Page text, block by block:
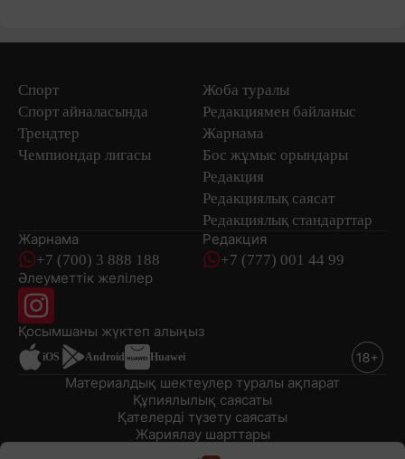
Спорт
Спорт айналасында
Трендтер
Чемпиондар лигасы
Жоба туралы
Редакциямен байланыс
Жарнама
Бос жұмыс орындары
Редакция
Редакциялық саясат
Редакциялық стандарттар
Жарнама
+7 (700) 3 888 188
Редакция
+7 (777) 001 44 99
Әлеуметтік желілер
Қосымшаны жүктеп алыңыз
iOS Android Huawei
Жариялау шарттары
Қателерді түзету саясаты
Құпиялылық саясаты
Материалдық шектеулер туралы ақпарат
© 2008-2026 «EML» ЖШС